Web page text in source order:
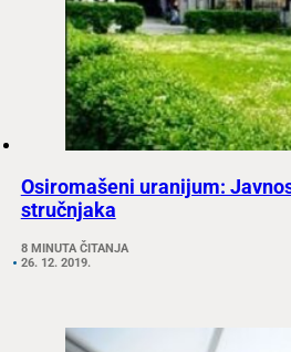
Osiromašeni uranijum:
stručnjaka
8 MINUTA ČITANJA
26. 12. 2019.